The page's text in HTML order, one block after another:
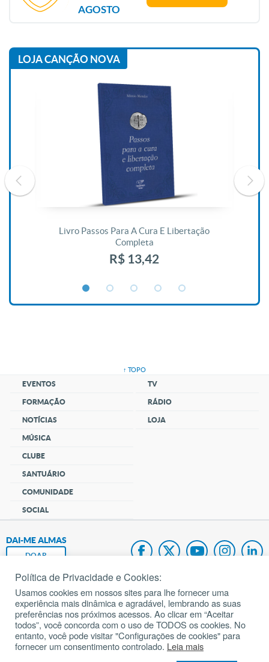
AGOSTO
LOJA CANÇÃO NOVA
Livro Passos Para A Cura E Libertação
Completa
R$ 13,42
↑ TOPO
EVENTOS
FORMAÇÃO
NOTÍCIAS
MÚSICA
CLUBE
SANTUÁRIO
COMUNIDADE
SOCIAL
TV
RÁDIO
LOJA
DAI-ME ALMAS
DOAR
Fundação João Paulo II
Pedido de Oração
Mapa do site
Política de Privacidade e Cookies:
Usamos cookies em nossos sites para lhe fornecer uma
experiência mais dinâmica e agradável, lembrando as suas
preferências nos próximos acessos. Ao clicar em “Aceitar
todos”, você concorda com o uso de TODOS os cookies. No
entanto, você pode visitar "Configurações de cookies" para
fornecer um consentimento controlado. Leia mais